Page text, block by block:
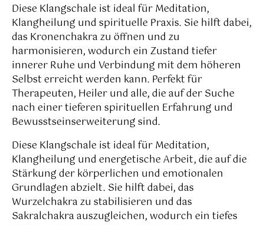
Diese Klangschale ist ideal für Meditation,
Klangheilung und spirituelle Praxis. Sie hilft dabei,
das Kronenchakra zu öffnen und zu
harmonisieren, wodurch ein Zustand tiefer
innerer Ruhe und Verbindung mit dem höheren
Selbst erreicht werden kann. Perfekt für
Therapeuten, Heiler und alle, die auf der Suche
nach einer tieferen spirituellen Erfahrung und
Bewusstseinserweiterung sind.
Diese Klangschale ist ideal für Meditation,
Klangheilung und energetische Arbeit, die auf die
Stärkung der körperlichen und emotionalen
Grundlagen abzielt. Sie hilft dabei, das
Wurzelchakra zu stabilisieren und das
Sakralchakra auszugleichen, wodurch ein tiefes